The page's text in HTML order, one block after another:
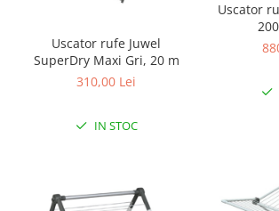
Uscator
Uscator rufe Juwel
SuperDry Maxi Gri, 20 m
310,00 Lei
IN STOC